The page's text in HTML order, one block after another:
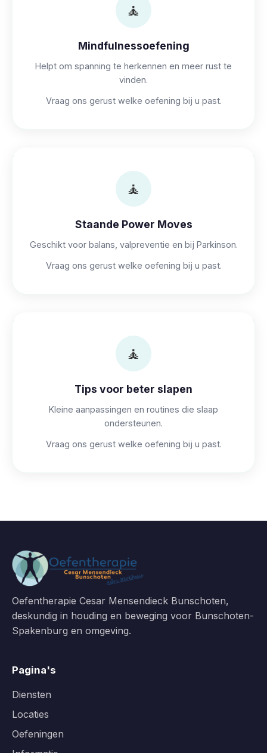
🧘
Mindfulnessoefening
Helpt om spanning te herkennen en meer rust te
vinden.
Vraag ons gerust welke oefening bij u past.
🧘
Staande Power Moves
Geschikt voor balans, valpreventie en bij Parkinson.
Vraag ons gerust welke oefening bij u past.
🧘
Tips voor beter slapen
Kleine aanpassingen en routines die slaap
ondersteunen.
Vraag ons gerust welke oefening bij u past.
Oefentherapie Cesar Mensendieck Bunschoten,
deskundig in houding en beweging voor Bunschoten-
Spakenburg en omgeving.
Pagina's
Diensten
Locaties
Oefeningen